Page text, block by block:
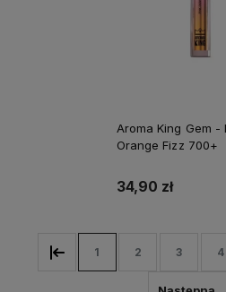
Aroma King Gem -
Orange Fizz 700+
34,90 zł
1 2 3 4